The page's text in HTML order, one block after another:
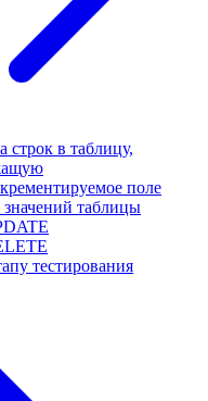
строк в таблицу,
поле
значений таблицы
тестирования